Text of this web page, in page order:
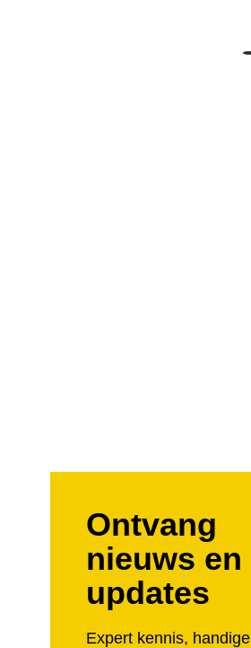
Ontvang
nieuws en
updates
Expert kennis, handige